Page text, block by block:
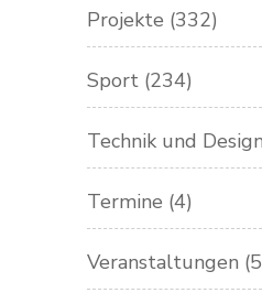
Projekte (332)
Sport (234)
Technik und Design
Termine (4)
Veranstaltungen